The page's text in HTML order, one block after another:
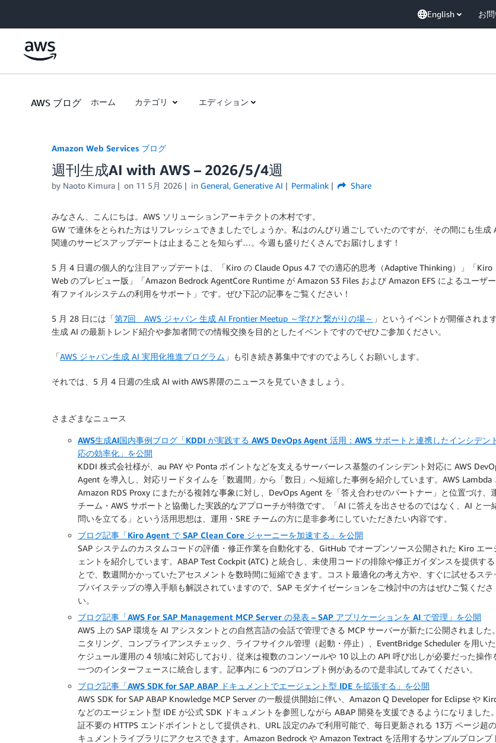
English お
AWS ブログ ホーム カテゴリ エディション
Amazon Web Services ブログ
週刊生成AI with AWS – 2026/5/4週
by Naoto Kimura on 11 5月 2026 in General, Generative AI Permalink Share
みなさん、こんにちは。AWS ソリューションアーキテクトの木村です。
GW で連休をとられた方はリフレッシュできましたでしょうか。私はのんびり過ごしていたのですが、その間にも生成
関連のサービスアップデートは止まることを知らず…。今週も盛りだくさんでお届けします！
5 月 4 日週の個人的な注目アップデートは、「Kiro の Claude Opus 4.7 での適応的思考（Adaptive Thinking）」「Kiro
Web のプレビュー版」「Amazon Bedrock AgentCore Runtime が Amazon S3 Files および Amazon EFS によるユーザ
有ファイルシステムの利用をサポート」です。ぜひ下記の記事をご覧ください！
5 月 28 日には「第7回 AWS ジャパン 生成 AI Frontier Meetup ～学びと繋がりの場～ 」というイベントが開催されます
生成 AI の最新トレンド紹介や参加者間での情報交換を目的としたイベントですのでぜひご参加ください。
「AWS ジャパン生成 AI 実用化推進プログラム 」も引き続き募集中ですのでよろしくお願いします。
それでは、5 月 4 日週の生成 AI with AWS界隈のニュースを見ていきましょう。
さまざまなニュース
AWS生成AI国内事例ブログ「KDDI が実践する AWS DevOps Agent 活用：AWS サポートと連携したインシデン
応の効率化」を公開
KDDI 株式会社様が、au PAY や Ponta ポイントなどを支えるサーバーレス基盤のインシデント対応に AWS
Agent を導入し、対応リードタイムを「数週間」から「数日」へ短縮した事例を紹介しています。AWS Lambda
Amazon RDS Proxy にまたがる複雑な事象に対し、DevOps Agent を「答え合わせのパートナー」と位置づけ、
チーム・AWS サポートと協働した実践的なアプローチが特徴です。「AI に答えを出させるのではなく、AI と一
問いを立てる」という活用思想は、運用・SRE チームの方に是非参考にしていただきたい内容です。
ブログ記事「Kiro Agent で SAP Clean Core ジャーニーを加速する」を公開
SAP システムのカスタムコードの評価・修正作業を自動化する、GitHub でオープンソース公開された Kiro エー
ェントを紹介しています。ABAP Test Cockpit (ATC) と統合し、未使用コードの排除や修正ガイダンスを提供する
とで、数週間かかっていたアセスメントを数時間に短縮できます。コスト最適化の考え方や、すぐに試せるステ
プバイステップの導入手順も解説されていますので、SAP モダナイゼーションをご検討中の方はぜひご覧くださ
い。
ブログ記事「AWS For SAP Management MCP Server の発表 – SAP アプリケーションを AI で管理」を公開
AWS 上の SAP 環境を AI アシスタントとの自然言語の会話で管理できる MCP サーバーが新たに公開されました
ニタリング、コンプライアンスチェック、ライフサイクル管理（起動・停止）、EventBridge Scheduler を用い
ケジュール運用の 4 領域に対応しており、従来は複数のコンソールや 10 以上の API 呼び出しが必要だった操作
一つのインターフェースに統合します。記事内に 6 つのプロンプト例があるので是非試してみてください。
ブログ記事「AWS SDK for SAP ABAP ドキュメントでエージェント型 IDE を拡張する」を公開
AWS SDK for SAP ABAP Knowledge MCP Server の一般提供開始に伴い、Amazon Q Developer for Eclipse や
などのエージェント型 IDE が公式 SDK ドキュメントを参照しながら ABAP 開発を支援できるようになりました
証不要の HTTPS エンドポイントとして提供され、URL 設定のみで利用可能で、毎日更新される 13万 ページ超
キュメントライブラリにアクセスできます。Amazon Bedrock や Amazon Textract を活用するサンプルプロンプ